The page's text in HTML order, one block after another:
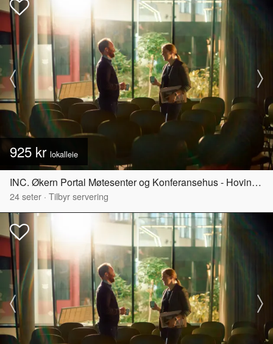
925 kr lokalleie
INC. Økern Portal Møtesenter og Konferansehus - Hovinbyen
24seter · Tilbyr servering